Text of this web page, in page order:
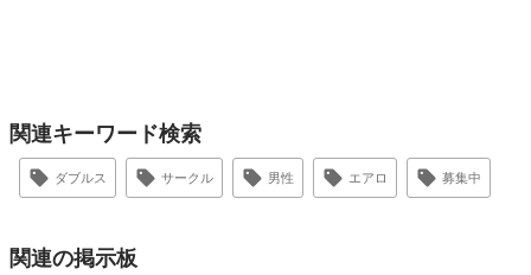
関連キーワード検索
ダブルス サークル 男性 エアロ 募集中
関連の掲示板